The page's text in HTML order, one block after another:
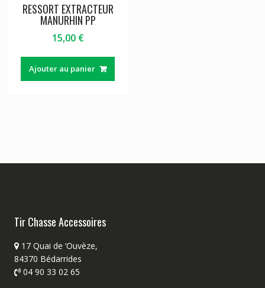
RESSORT EXTRACTEUR
MANURHIN PP
15,00 €
Ajouter au panier
Tir Chasse Accessoires
17 Quai de ‘Ouvèze,
84370 Bédarrides
04 90 33 02 65